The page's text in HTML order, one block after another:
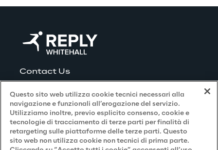
Contact Us
Privacy and Legal
Privacy & Cookie Policy
Questo sito web utilizza cookie tecnici necessari alla
navigazione e funzionali all’erogazione del servizio.
Utilizziamo inoltre, previo esplicito consenso, cookie e
tecnologie di tracciamento di terze parti per finalità di
retargeting sulle piattaforme delle terze parti. Questo
sito web non utilizza cookie non tecnici di prima parte.